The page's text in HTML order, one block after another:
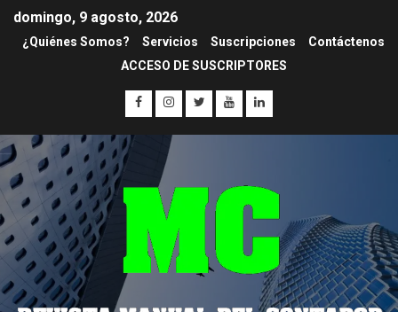
domingo, 9 agosto, 2026
¿Quiénes Somos? Servicios Suscripciones
Contáctenos
ACCESO DE SUSCRIPTORES